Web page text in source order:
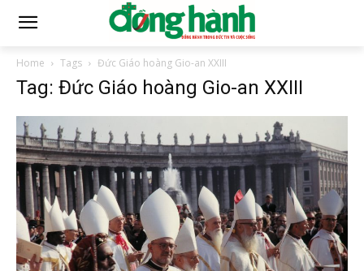
Home Tags Đức Giáo hoàng Gio-an XXIII
Tag: Đức Giáo hoàng Gio-an XXIII